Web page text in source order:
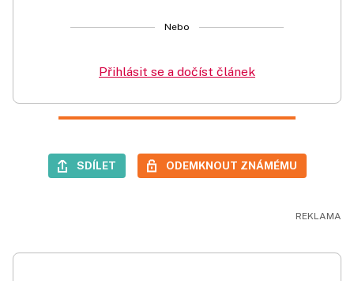
Nebo
Přihlásit se a dočíst článek
SDÍLET ODEMKNOUT ZNÁMÉMU